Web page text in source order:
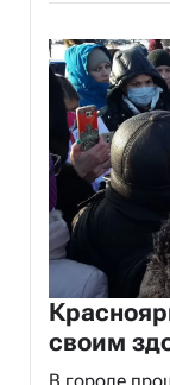
своим
В городе